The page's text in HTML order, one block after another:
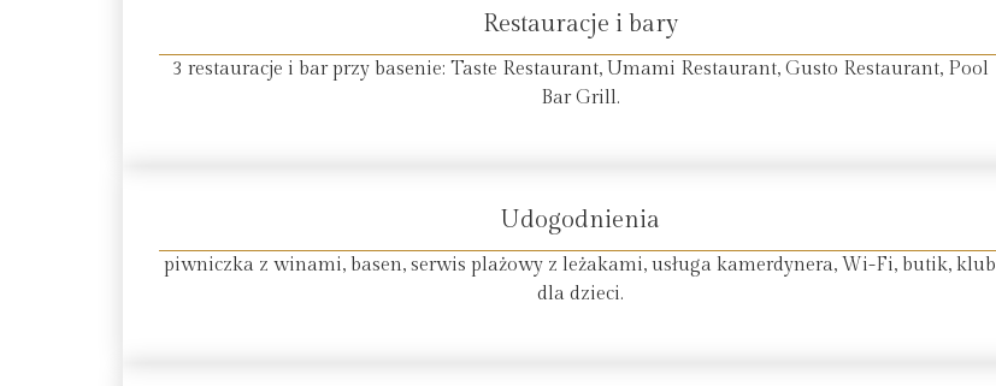
Restauracje i bary
3 restauracje i bar przy basenie: Taste Restaurant, Umami Restaurant, Gusto Restaurant, Pool
Bar Grill.
Udogodnienia
piwniczka z winami, basen, serwis plażowy z leżakami, usługa kamerdynera, Wi-Fi, butik, klub
dla dzieci.